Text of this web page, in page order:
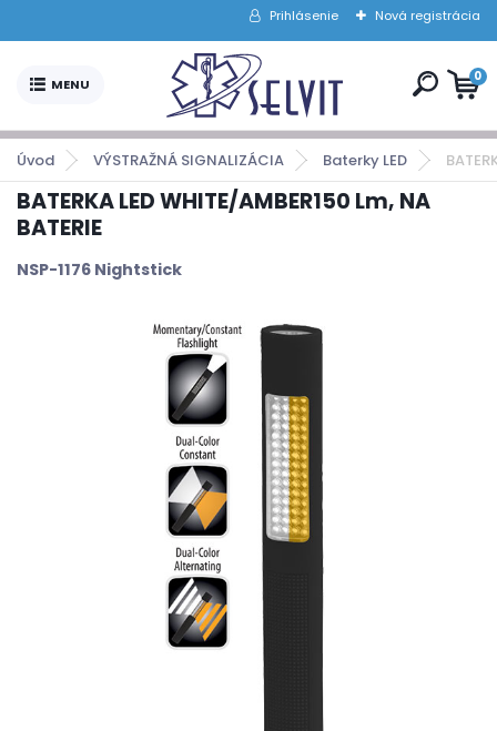
Prihlásenie Nová registrácia
0
Úvod VÝSTRAŽNÁ SIGNALIZÁCIA Baterky LED
BATERKA LED WHITE/AMBER150 Lm, NA
BATERIE
NSP-1176 Nightstick